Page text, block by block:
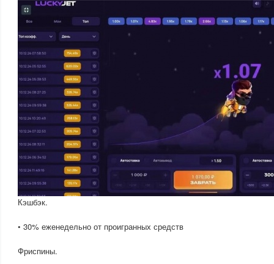
Кэшбэк.
• 30% еженедельно от проигранных средств
Фриспины.